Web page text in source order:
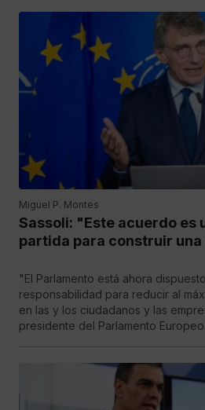
Miguel P. Montes
Sassoli: "Este acuerdo es
partida para construir
"El Parlamento está ahora
responsabilidad para reducir al
en las y los ciudadanos y las
presidente del Parlamento Europeo.